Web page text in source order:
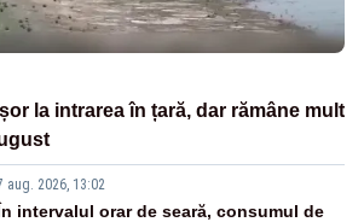
la intrarea în țară, dar rămâne mult
aug. 2026, 13:02
intervalul orar de seară, consumul de